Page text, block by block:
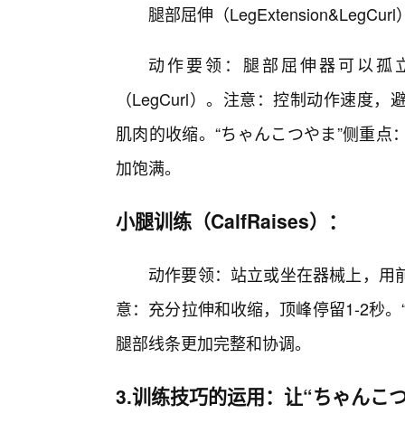
腿部屈伸（LegExtension&LegCurl
动作要领：腿部屈伸器可以孤
（LegCurl）。注意：控制动作速度
肌肉的收缩。“ちゃんこつやま”侧重
加饱满。
小腿训练（CalfRaises）：
动作要领：站立或坐在器械上，
意：充分拉伸和收缩，顶峰停留1-2秒
腿部线条更加完整和协调。
3.训练技巧的运用：让“ちゃんこ